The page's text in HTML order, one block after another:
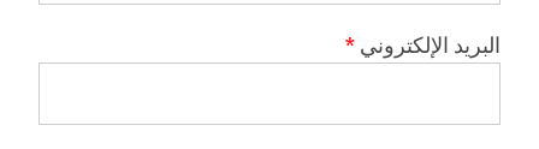
البريد الإلكتروني *